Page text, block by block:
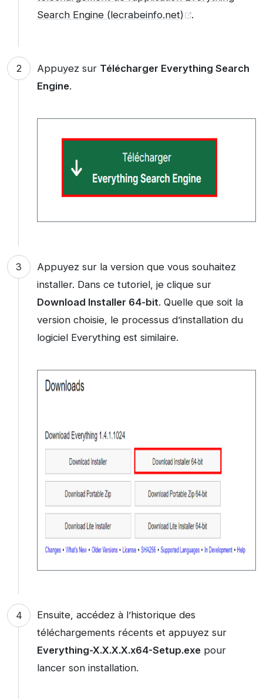
Search Engine (lecrabeinfo.net)
.
Appuyez sur Télécharger Everything Search
Engine.
Appuyez sur la version que vous souhaitez
installer. Dans ce tutoriel, je clique sur
Download Installer 64-bit. Quelle que soit la
version choisie, le processus d’installation du
logiciel Everything est similaire.
Ensuite, accédez à l’historique des
téléchargements récents et appuyez sur
Everything-X.X.X.X.x64-Setup.exepour
lancer son installation.